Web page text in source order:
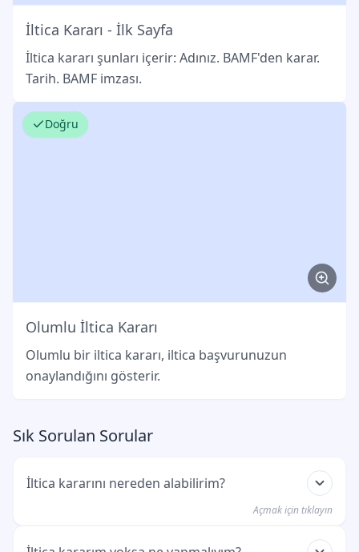
İltica Kararı - İlk Sayfa
İltica kararı şunları içerir: Adınız. BAMF'den karar.
Tarih. BAMF imzası.
Doğru
Olumlu İltica Kararı
Olumlu bir iltica kararı, iltica başvurunuzun
onaylandığını gösterir.
Sık Sorulan Sorular
İltica kararını nereden alabilirim?
Açmak için tıklayın
BAMF mektubu evinize gönderir. Bu, BAMF'deki